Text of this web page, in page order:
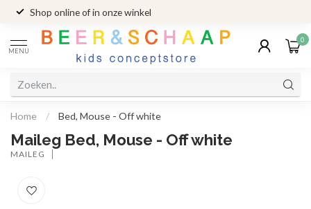
Shop online of in onze winkel
MENU
0
Home / Bed, Mouse - Off white
Maileg Bed, Mouse - Off white
MAILEG